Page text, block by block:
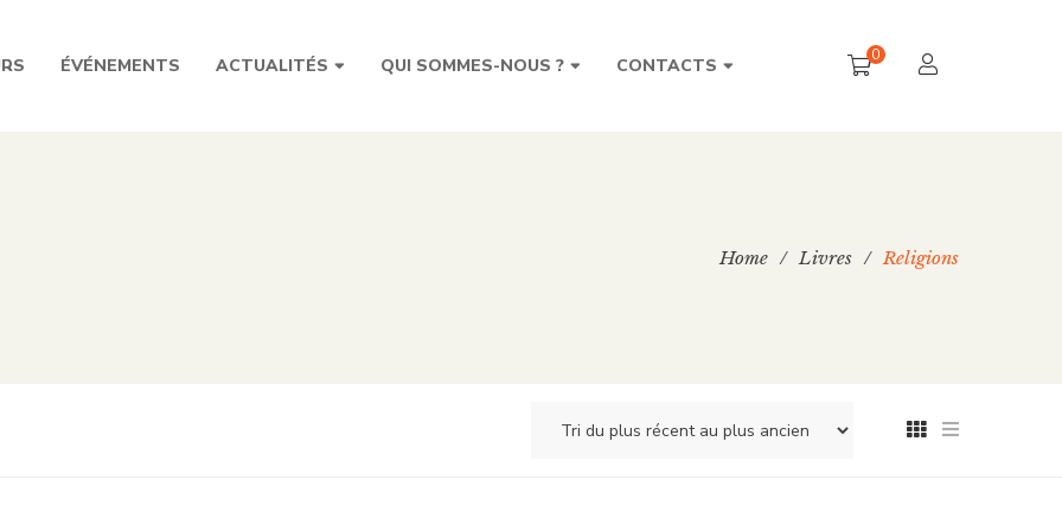
ÉVÉNEMENTS ACTUALITÉS QUI SOMMES-NOUS ? CONTACTS 0
Home / Livres / Religions